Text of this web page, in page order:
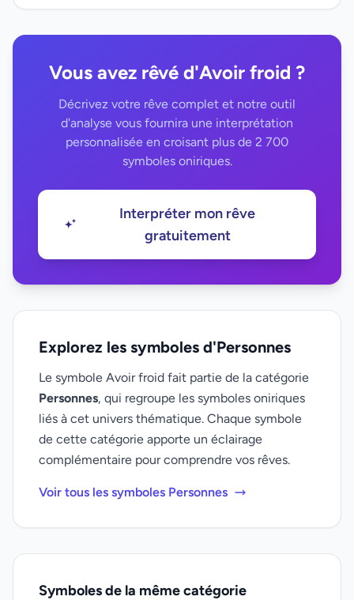
Vous avez rêvé d'Avoir froid ?
Décrivez votre rêve complet et notre outil
d'analyse vous fournira une interprétation
personnalisée en croisant plus de 2 700
symboles oniriques.
Interpréter mon rêve
gratuitement
Explorez les symboles d'Personnes
Le symbole Avoir froid fait partie de la catégorie
Personnes, qui regroupe les symboles oniriques
liés à cet univers thématique. Chaque symbole
de cette catégorie apporte un éclairage
complémentaire pour comprendre vos rêves.
Voir tous les symboles Personnes
Symboles de la même catégorie